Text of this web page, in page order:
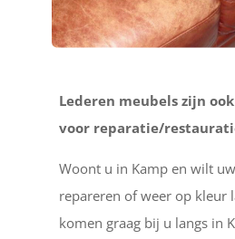
Lederen meubels zijn
voor reparatie/
Woont u in Kamp en wilt
repareren of weer op kleur
komen graag bij u langs in